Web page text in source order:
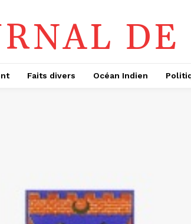
DE
Faits divers Océan Indien